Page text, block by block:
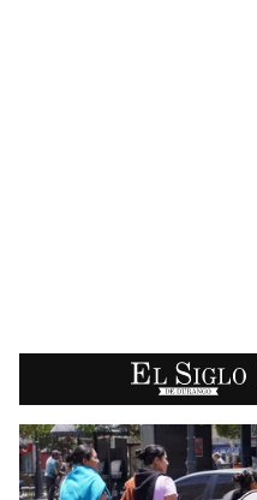
EL SIGLO